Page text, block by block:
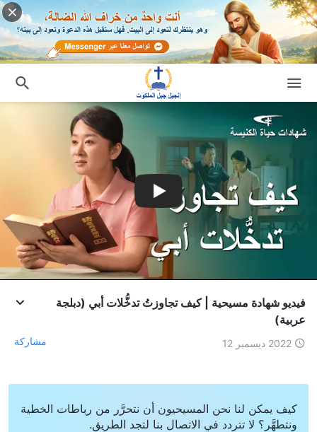
فيديو شهادة مسيحية | كيف تجاوزتُ تدخُّلات أبي (دبلجة
عربية)
2022 ديسمبر 12 مشاركة
كيف يمكن لنا نحن المسيحيون أن نتحرَّر من رباطات الخطية
ونتطهَّر؟ لا تتردد في الاتصال بنا لتجد الطريق.